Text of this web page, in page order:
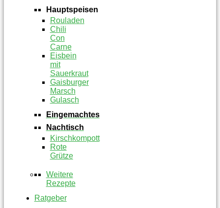
Hauptspeisen
Rouladen
Chili
Con
Carne
Eisbein
mit
Sauerkraut
Gaisburger
Marsch
Gulasch
Eingemachtes
Nachtisch
Kirschkompott
Rote
Grütze
Weitere
Rezepte
Ratgeber